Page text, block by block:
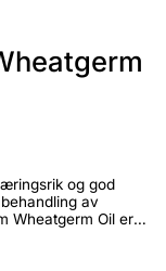
og god
av
er meget